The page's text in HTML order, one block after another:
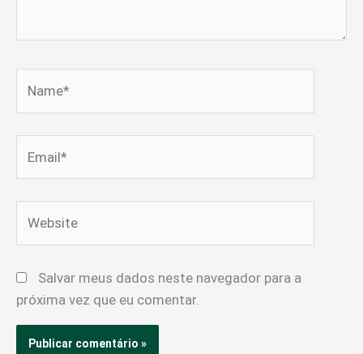
Salvar meus dados neste navegador para a
próxima vez que eu comentar.